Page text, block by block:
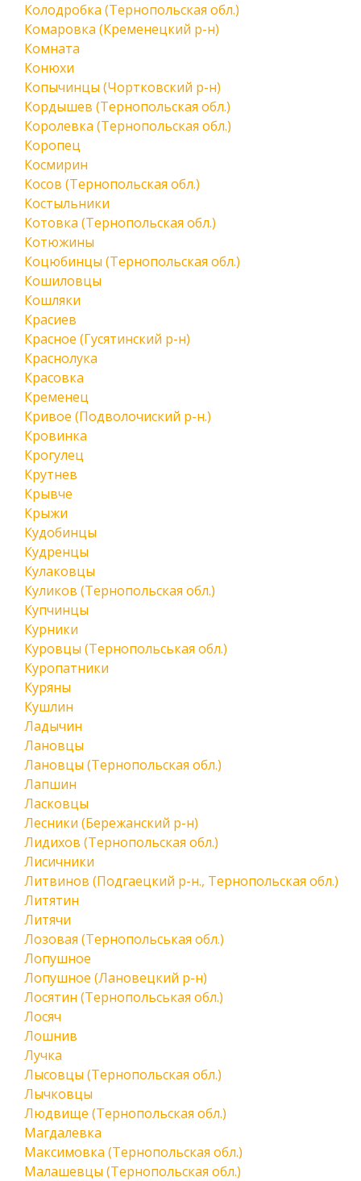
Колодробка (Тернопольская обл.)
Комаровка (Кременецкий р-н)
Комната
Конюхи
Копычинцы (Чортковский р-н)
Кордышев (Тернопольская обл.)
Королевка (Тернопольская обл.)
Коропец
Космирин
Косов (Тернопольская обл.)
Костыльники
Котовка (Тернопольская обл.)
Котюжины
Коцюбинцы (Тернопольская обл.)
Кошиловцы
Кошляки
Красиев
Красное (Гусятинский р-н)
Краснолука
Красовка
Кременец
Кривое (Подволочиский р-н.)
Кровинка
Крогулец
Крутнев
Крывче
Крыжи
Кудобинцы
Кудренцы
Кулаковцы
Куликов (Тернопольская обл.)
Купчинцы
Курники
Куровцы (Тернопольськая обл.)
Куропатники
Куряны
Кушлин
Ладычин
Лановцы
Лановцы (Тернопольская обл.)
Лапшин
Ласковцы
Лесники (Бережанский р-н)
Лидихов (Тернопольская обл.)
Лисичники
Литвинов (Подгаецкий р-н., Тернопольская обл.)
Литятин
Литячи
Лозовая (Тернопольськая обл.)
Лопушное
Лопушное (Лановецкий р-н)
Лосятин (Тернопольськая обл.)
Лосяч
Лошнив
Лучка
Лысовцы (Тернопольская обл.)
Лычковцы
Людвище (Тернопольская обл.)
Магдалевка
Максимовка (Тернопольская обл.)
Малашевцы (Тернопольская обл.)